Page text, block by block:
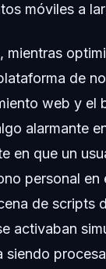
móviles a
mientras
de
web y el
alarmante
en que un
personal en
de scripts
activaban
siendo